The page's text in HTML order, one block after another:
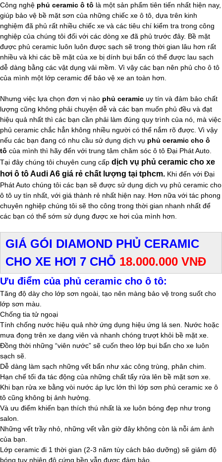
Công nghệ phủ ceramic ô tô là một sản phẩm tiên tiến nhất hiện nay,
giúp bảo vệ bề mặt sơn của những chiếc xe ô tô, dựa trên kinh
nghiệm đã phủ rất nhiều chiếc xe và các tiêu chí kiểm tra trong công
nghiệp của chúng tôi đối với các dòng xe đã phủ trước đây. Bề mặt
được phủ ceramic luôn luôn được sạch sẽ trong thời gian lâu hơn rất
nhiều và khi các bề mặt của xe bị dính bụi bẩn có thể được lau sạch
dễ dàng bằng các vật dụng vải mềm. Vì vậy các bạn nên phủ cho ô tô
của mình một lớp ceramic để bảo vệ xe an toàn hơn.
Nhưng việc lựa chọn đơn vị nào phủ ceramic uy tín và đảm bảo chất
lượng cũng không phải chuyện dễ và các bạn muốn phủ đều và đạt
hiệu quả nhất thì các bạn cần phải làm đúng quy trình của nó, mà việc
phủ ceramic chắc hẳn không nhiều người có thể nắm rõ được. Vì vậy
nếu các bạn đang có nhu cầu sử dụng dịch vụ phủ ceramic cho ô
tô của mình thì hãy đến với trung tâm chăm sóc ô tô Đại Phát Auto.
Tại đây chúng tôi chuyên cung cấp dịch vụ phủ ceramic cho xe
hơi ô tô Audi A6 giá rẻ chất lượng tại tphcm. Khi đến với Đại
Phát Auto chúng tôi các bạn sẽ được sử dụng dịch vụ phủ ceramic cho
ô tô uy tín nhất, với giá thành rẻ nhất hiện nay. Hơn nữa với tác phong
chuyên nghiệp chúng tôi sẽ tho công trong thời gian nhanh nhất để
các bạn có thể sớm sử dụng được xe hơi của mình hơn.
GIÁ GÓI DIAMOND PHỦ CERAMIC
CHO XE HƠI 7 CHỖ 18.000.000 VNĐ
Ưu điểm của phủ ceramic cho ô tô:
Tăng độ dày cho lớp sơn ngoài, tạo nên màng bảo vệ trong suốt cho
lớp sơn màu.
Chống tia tử ngoại
Tính chống nước hiệu quả nhờ ứng dụng hiệu ứng lá sen. Nước hoặc
mưa đọng trên xe dạng viên và nhanh chóng trượt khỏi bề mặt xe.
Đồng thời những “viên nước” sẽ cuốn theo lớp bụi bẩn cho xe luôn
sạch sẽ.
Dễ dàng làm sạch những vết bẩn như xác công trùng, phân chim.
Hạn chế tối đa tác động của những chất tẩy rửa lên bề mặt sơn xe.
Khi bạn rửa xe bằng vòi nước áp lực lớn thì lớp sơn phủ ceramic xe ô
tô cũng không bị ảnh hưởng.
Và ưu điểm khiến bạn thích thú nhất là xe luôn bóng đẹp như trong
salon.
Những vết trầy nhỏ, những vết vằn giờ đây không còn là nỗi ám ảnh
của bạn.
Lớp ceramic đi 1 thời gian (2-3 năm tùy cách bảo dưỡng) sẽ giảm độ
bóng tuy nhiên độ cứng bền vẫn được đảm bảo.